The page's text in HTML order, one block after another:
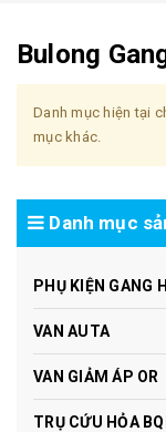
Bulong
Danh mục hiện tại
mục khác.
Danh mục
PHỤ KIỆN GANG
VAN AUTA
VAN GIẢM ÁP OR
TRỤ CỨU HỎA